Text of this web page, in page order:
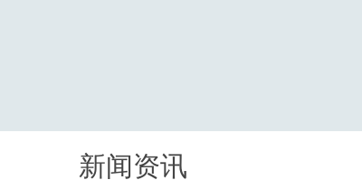
新闻资讯